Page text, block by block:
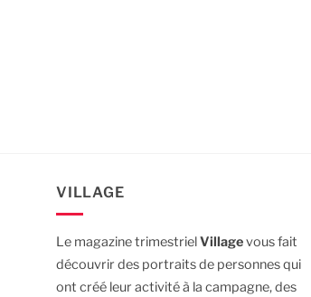
VILLAGE
Le magazine trimestrielVillagevous fait
découvrir des portraits de personnes qui
ont créé leur activité à la campagne, des